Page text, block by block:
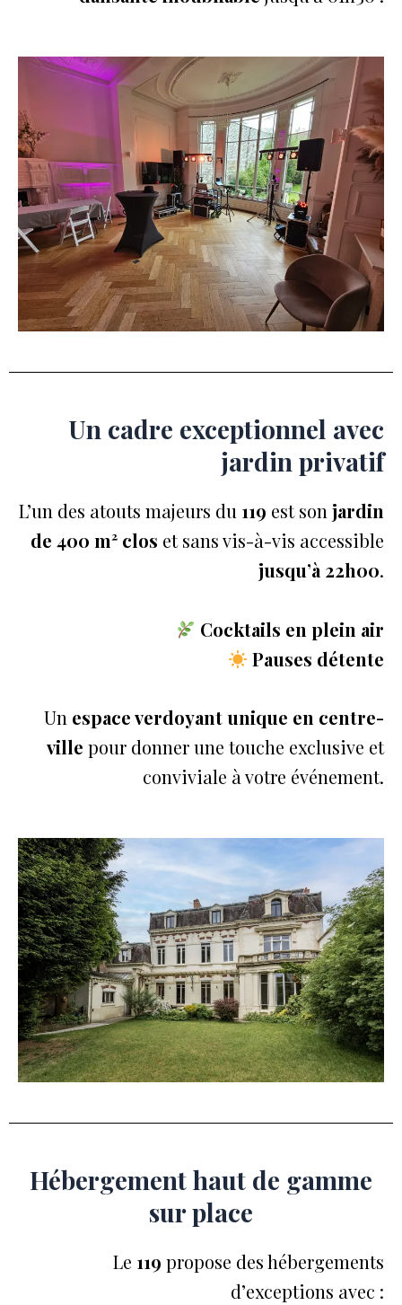
Un cadre exceptionnel avec
jardin privatif
L’un des atouts majeurs du 119 est son jardin
de 400 m² clos et sans vis-à-vis accessible
jusqu’à 22h00.
Cocktails en plein air
Pauses détente
Un espace verdoyant unique en centre-
ville pour donner une touche exclusive et
conviviale à votre événement.
Hébergement haut de gamme
sur place
Le 119 propose des hébergements
d’exceptions avec :